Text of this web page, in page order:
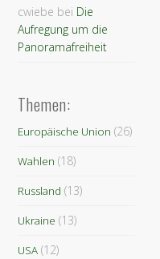
cwiebe bei Die
Aufregung um die
Panoramafreiheit
Themen:
Europäische Union (26)
Wahlen (18)
Russland (13)
Ukraine (13)
USA(12)